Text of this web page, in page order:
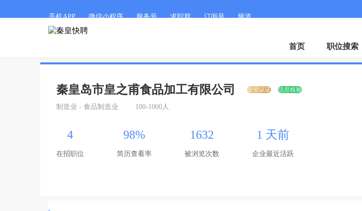
手机APP 微信小程序 服务号 求职群 订阅号 频道
首页 职位搜索
秦皇岛市皇之甫食品加工有限公司 企业认证 信息核验
制造业 - 食品制造业 100-1000人
4
在招职位
98%
简历查看率
1632
被浏览次数
1 天前
企业最近活跃